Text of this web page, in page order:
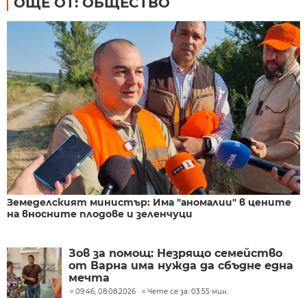
Земеделският министър: Има "аномалии" в цените
на вносните плодове и зеленчуци
Зов за помощ: Незрящо семейство
от Варна има нужда да сбъдне една
мечта
09:46, 08.08.2026 Чете се за: 03:55 мин.